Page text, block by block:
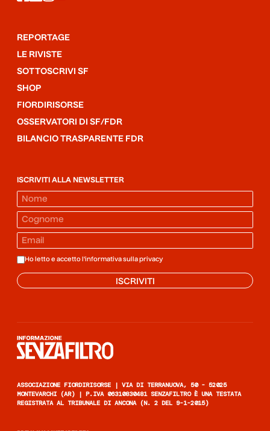
REPORTAGE
LE RIVISTE
SOTTOSCRIVI SF
SHOP
FIORDIRISORSE
OSSERVATORI DI SF/FDR
BILANCIO TRASPARENTE FDR
ISCRIVITI ALLA NEWSLETTER
Ho letto e accetto l'informativa sulla privacy
ISCRIVITI
ASSOCIAZIONE FIORDIRISORSE | VIA DI TERRANUOVA, 50 - 52025
MONTEVARCHI (AR) | P.IVA 06310830481 SENZAFILTRO È UNA TESTATA
REGISTRATA AL TRIBUNALE DI ANCONA (N. 2 DEL 9-1-2015)